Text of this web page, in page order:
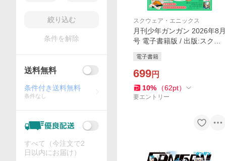
スクウェア・エニックス
月刊少年ガンガン 2026年8月
号 電子書籍版 / 出版:スクウ
弘 著者:鷹嶋大輔 著者:葵梅太
郎 著者:河添太一
電子書籍
699円
10% （62pt）
要エントリー
絞り込む
条件を解除
送料無料
条件付き送料無料
条件なし
すべて（今注文で2
日以内にお届け）